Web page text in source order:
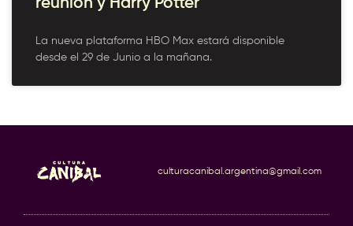
reunion y Harry Potter
La nueva plataforma HBO Max estará disponible
desde el 29 de Junio a la mañana.
culturacanibal.argentina@gmail.com